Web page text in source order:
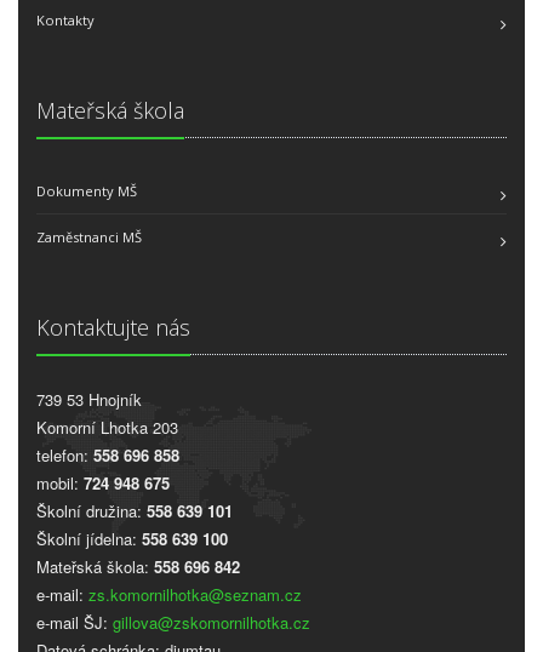
Kontakty
Mateřská škola
Dokumenty MŠ
Zaměstnanci MŠ
Kontaktujte nás
739 53 Hnojník
Komorní Lhotka 203
telefon: 558 696 858
mobil: 724 948 675
Školní družina: 558 639 101
Školní jídelna: 558 639 100
Mateřská škola: 558 696 842
e-mail: zs.komornilhotka@seznam.cz
e-mail ŠJ: gillova@zskomornilhotka.cz